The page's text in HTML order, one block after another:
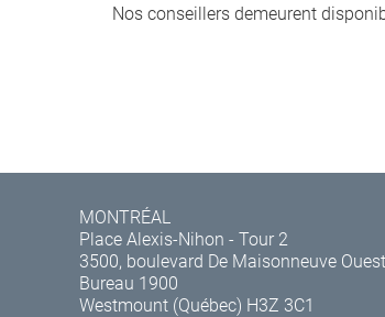
Nos conseillers demeurent
MONTRÉAL
Place Alexis-Nihon - Tour 2
3500, boulevard De Maisonneuve Ouest
Bureau 1900
Westmount (Québec) H3Z 3C1